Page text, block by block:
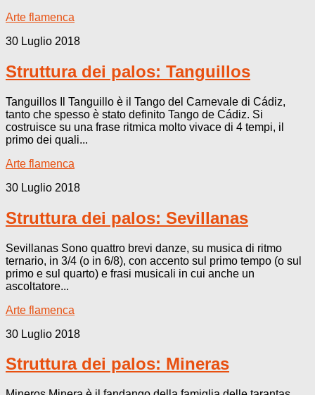
Arte flamenca
30 Luglio 2018
Struttura dei palos: Tanguillos
Tanguillos Il Tanguillo è il Tango del Carnevale di Cádiz,
tanto che spesso è stato definito Tango de Cádiz. Si
costruisce su una frase ritmica molto vivace di 4 tempi, il
primo dei quali...
Arte flamenca
30 Luglio 2018
Struttura dei palos: Sevillanas
Sevillanas Sono quattro brevi danze, su musica di ritmo
ternario, in 3/4 (o in 6/8), con accento sul primo tempo (o sul
primo e sul quarto) e frasi musicali in cui anche un
ascoltatore...
Arte flamenca
30 Luglio 2018
Struttura dei palos: Mineras